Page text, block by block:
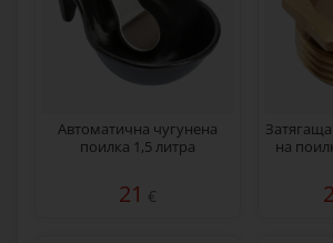
Автоматична чугунена
поилка 1,5 литра
21 €
на
2